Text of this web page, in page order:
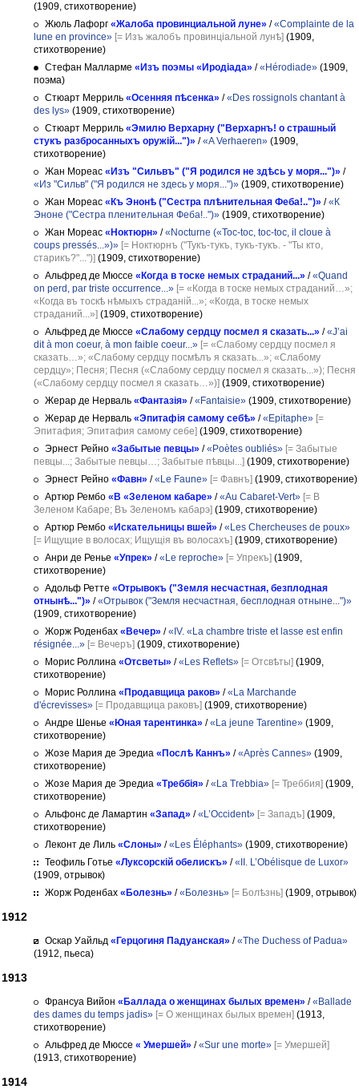
(1909, стихотворение)
Жюль Лафорг «Жалоба провинциальной луне» /«Complainte de la
lune en province» [= Изъ жалобъ провинціальной лунѣ] (1909,
стихотворение)
Стефан Малларме «Изъ поэмы «Иродіада» /«Hérodiade» (1909,
поэма)
Стюарт Мерриль «Осенняя пѣсенка» /«Des rossignols chantant à
des lys» (1909, стихотворение)
Стюарт Мерриль «Эмилю Верхарну ("Верхарнъ! о страшный
стукъ разбросанныхъ оружій...")» /«A Verhaeren» (1909,
стихотворение)
Жан Мореас «Изъ "Сильвъ" ("Я родился не здѣсь у моря...")» /
«Из "Сильв" ("Я родился не здесь у моря...")» (1909, стихотворение)
Жан Мореас «Къ Энонѣ ("Сестра плѣнительная Феба!..")» /«К
Эноне ("Сестра пленительная Феба!..")» (1909, стихотворение)
Жан Мореас «Ноктюрн» /«Nocturne («Toc-toc, toc-toc, il cloue à
coups pressés...»)» [= Ноктюрнъ ("Тукъ-тукъ, тукъ-тукъ. - "Ты кто,
старикъ?"...")] (1909, стихотворение)
Альфред де Мюссе «Когда в тоске немых страданий...» /«Quand
on perd, par triste occurrence...» [= «Когда в тоске немых страданий…»;
«Когда въ тоскѣ нѣмыхъ страданій...»; «Когда, в тоске немых
страданий...»] (1909, стихотворение)
Альфред де Мюссе «Слабому сердцу посмел я сказать...» /«J’ai
dit à mon coeur, à mon faible coeur...» [= «Слабому сердцу посмел я
сказать…»; «Слабому сердцу посмѣлъ я сказать...»; «Слабому
сердцу»; Песня; Песня («Слабому сердцу посмел я сказать...»); Песня
(«Слабому сердцу посмел я сказать…»)] (1909, стихотворение)
Жерар де Нерваль «Фантазія» /«Fantaisie» (1909, стихотворение)
Жерар де Нерваль «Эпитафія самому себѣ» /«Epitaphe» [=
Эпитафия; Эпитафия самому себе] (1909, стихотворение)
Эрнест Рейно «Забытые певцы» /«Poètes oubliés» [= Забытые
певцы...; Забытые певцы…; Забытые пѣвцы...] (1909, стихотворение)
Эрнест Рейно «Фавн» /«Le Faune» [= Фавнъ] (1909, стихотворение)
Артюр Рембо «В «Зеленом кабаре» /«Au Cabaret-Vert» [= В
Зеленом Кабаре; Въ Зеленомъ кабарэ] (1909, стихотворение)
Артюр Рембо «Искательницы вшей» /«Les Chercheuses de poux»
[= Ищущие в волосах; Ищущія въ волосахъ] (1909, стихотворение)
Анри де Ренье «Упрек» /«Le reproche» [= Упрекъ] (1909,
стихотворение)
Адольф Ретте «Отрывокъ ("Земля несчастная, безплодная
отнынѣ...")» /«Отрывок ("Земля несчастная, бесплодная отныне...")»
(1909, стихотворение)
Жорж Роденбах «Вечер» /«IV. «La chambre triste et lasse est enfin
résignée...» [= Вечеръ] (1909, стихотворение)
Морис Роллина «Отсветы» /«Les Reflets» [= Отсвѣты] (1909,
стихотворение)
Морис Роллина «Продавщица раков» /«La Marchande
d'écrevisses» [= Продавщица раковъ] (1909, стихотворение)
Андре Шенье «Юная тарентинка» /«La jeune Tarentine» (1909,
стихотворение)
Жозе Мария де Эредиа «Послѣ Каннъ» /«Après Cannes» (1909,
стихотворение)
Жозе Мария де Эредиа «Треббія» /«La Trebbia» [= Треббия] (1909,
стихотворение)
Альфонс де Ламартин «Запад» /«L’Occident» [= Западъ] (1909,
стихотворение)
Леконт де Лиль «Слоны» /«Les Éléphants» (1909, стихотворение)
Теофиль Готье «Луксорскій обелискъ» /«II. L’Obélisque de Luxor»
(1909, отрывок)
Жорж Роденбах «Болезнь» /«Болезнь» [= Болѣзнь] (1909, отрывок)
1912
Оскар Уайльд «Герцогиня Падуанская» /«The Duchess of Padua»
(1912, пьеса)
1913
Франсуа Вийон «Баллада о женщинах былых времен» /«Ballade
des dames du temps jadis» [= О женщинах былых времен] (1913,
стихотворение)
Альфред де Мюссе « Умершей» /«Sur une morte» [= Умершей]
(1913, стихотворение)
1914